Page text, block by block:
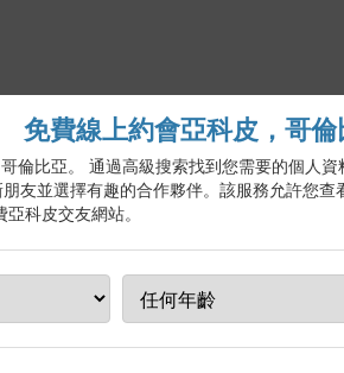
免費線上約會亞科皮，哥倫
倫比亞。 通過高級搜索找到您需要的個人
友並選擇有趣的合作夥伴。該服務允許您
科皮交友網站。